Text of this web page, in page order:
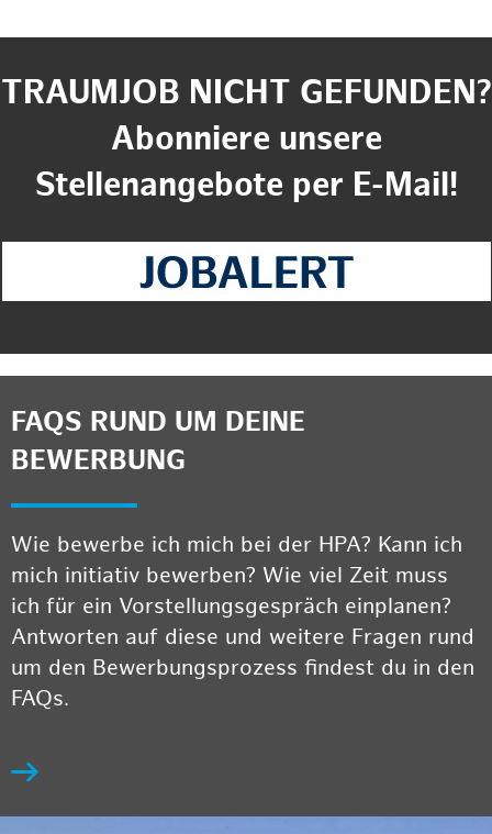
TRAUMJOB NICHT GEFUNDEN?
Abonniere unsere
Stellenangebote per E-Mail!
FAQS RUND UM DEINE
BEWERBUNG
Wie bewerbe ich mich bei der HPA? Kann ich
mich initiativ bewerben? Wie viel Zeit muss
ich für ein Vorstellungsgespräch einplanen?
Antworten auf diese und weitere Fragen rund
um den Bewerbungsprozess findest du in den
FAQs.